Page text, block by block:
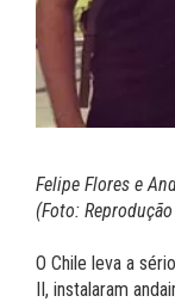
Felipe Flores e
(Foto:
O Chile leva a
II, instalaram